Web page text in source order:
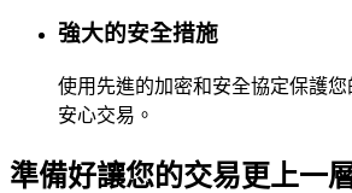
強大的安全措施
使用先進的加密和安全協定保護
安心交易。
準備好讓您的交易更上一